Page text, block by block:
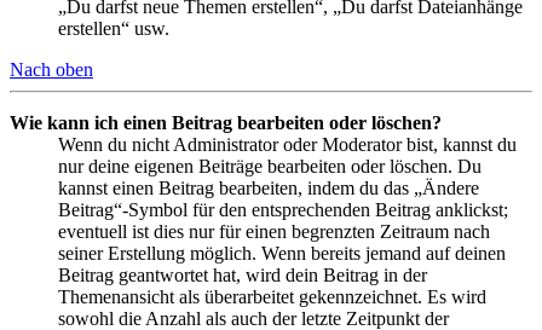
„Du darfst neue Themen erstellen“, „Du darfst Dateianhänge
erstellen“ usw.
Nach oben
Wie kann ich einen Beitrag bearbeiten oder löschen?
Wenn du nicht Administrator oder Moderator bist, kannst du
nur deine eigenen Beiträge bearbeiten oder löschen. Du
kannst einen Beitrag bearbeiten, indem du das „Ändere
Beitrag“-Symbol für den entsprechenden Beitrag anklickst;
eventuell ist dies nur für einen begrenzten Zeitraum nach
seiner Erstellung möglich. Wenn bereits jemand auf deinen
Beitrag geantwortet hat, wird dein Beitrag in der
Themenansicht als überarbeitet gekennzeichnet. Es wird
sowohl die Anzahl als auch der letzte Zeitpunkt der